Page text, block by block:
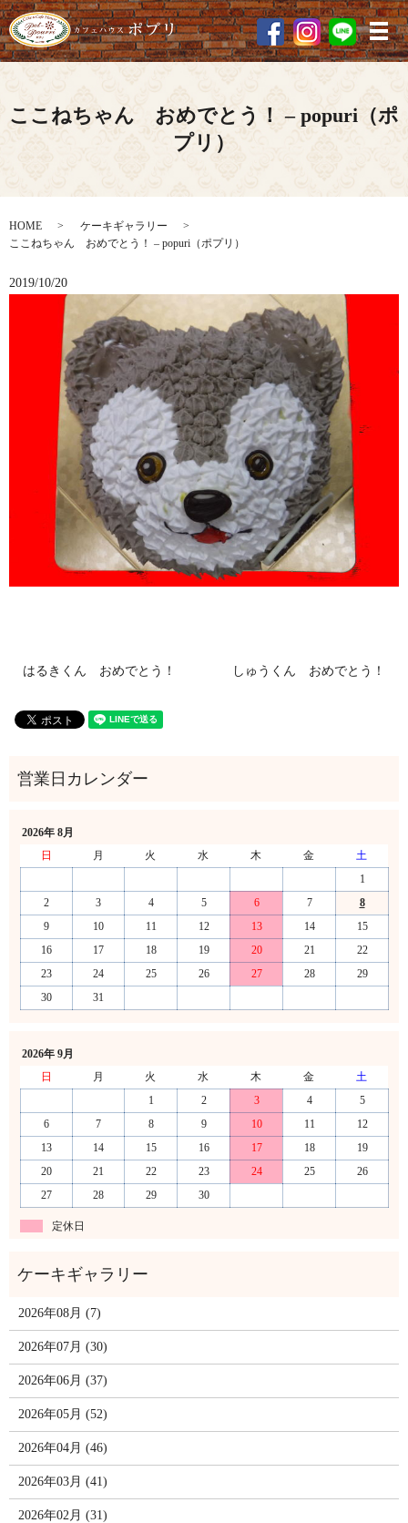
メ
ここねちゃん おめでとう！ – popuri（ポ
プリ）
HOME
ケーキギャラリー
ここねちゃん おめでとう！ – popuri（ポプリ）
2019/10/20
はるきくん おめでとう！ しゅうくん おめでとう！
2026年 8月
日
月 火 水 木 金
土
1
2
3 4 5 6 7
8
9
10 11 12 13 14
15
16
17 18 19 20 21
22
23
24 25 26 27 28
29
30
31
2026年 9月
日
月 火 水 木 金
土
1
2 3 4
5
6
7 8 9 10 11
12
13
14 15 16 17 18
19
20
21 22 23 24 25
26
27
28 29 30
定休日
2026年08月 (7)
2026年07月 (30)
2026年06月 (37)
2026年05月 (52)
2026年04月 (46)
2026年03月 (41)
2026年02月 (31)